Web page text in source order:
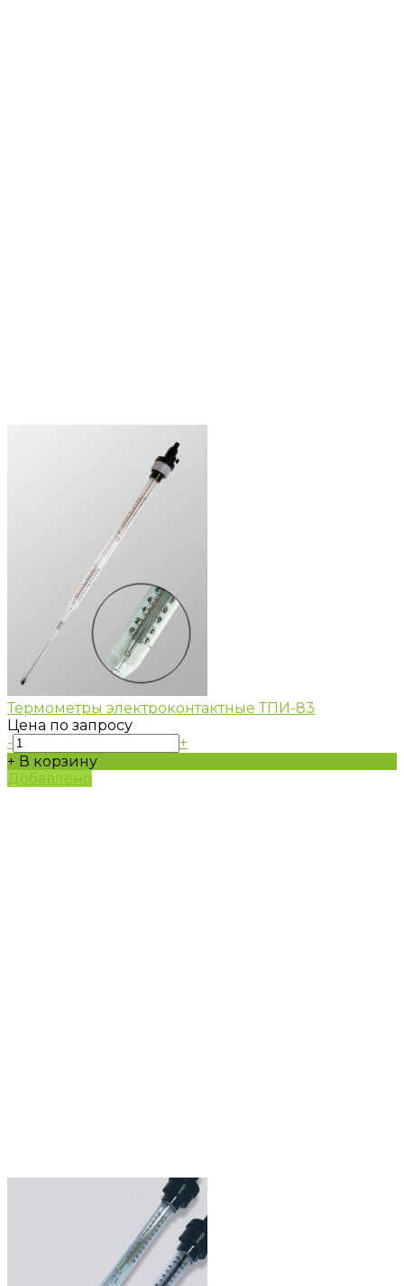
Термометры электроконтактные ТПИ-83
Цена по запросу
-
+
+ В корзину
Добавлено